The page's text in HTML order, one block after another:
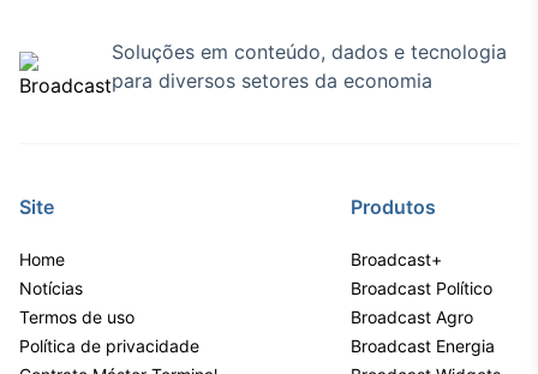
Soluções em conteúdo, dados e tecnologia
para diversos setores da economia
Site
Home
Notícias
Termos de uso
Política de privacidade
Produtos
Broadcast+
Broadcast Político
Broadcast Agro
Broadcast Energia